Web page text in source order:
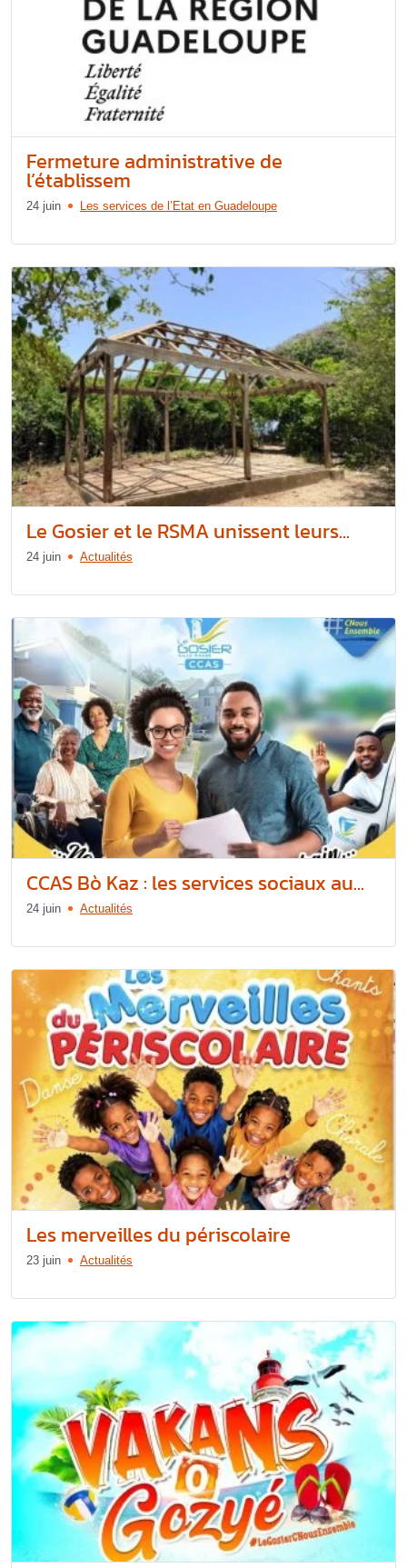
Fermeture administrative de
l’établissem
24 juin Les services de l’Etat en Guadeloupe
Le Gosier et le RSMA unissent leurs...
24 juin Actualités
CCAS Bò Kaz : les services sociaux au...
24 juin Actualités
Les merveilles du périscolaire
23 juin Actualités